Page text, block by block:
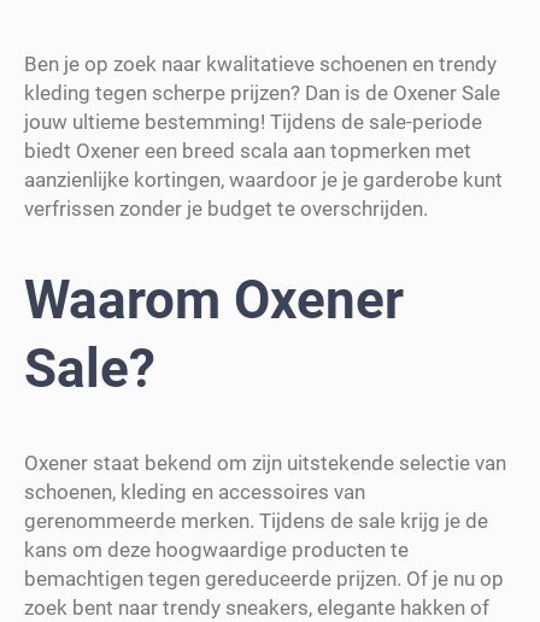
Ben je op zoek naar kwalitatieve schoenen en trendy
kleding tegen scherpe prijzen? Dan is de Oxener Sale
jouw ultieme bestemming! Tijdens de sale-periode
biedt Oxener een breed scala aan topmerken met
aanzienlijke kortingen, waardoor je je garderobe kunt
verfrissen zonder je budget te overschrijden.
Waarom Oxener
Sale?
Oxener staat bekend om zijn uitstekende selectie van
schoenen, kleding en accessoires van
gerenommeerde merken. Tijdens de sale krijg je de
kans om deze hoogwaardige producten te
bemachtigen tegen gereduceerde prijzen. Of je nu op
zoek bent naar trendy sneakers, elegante hakken of